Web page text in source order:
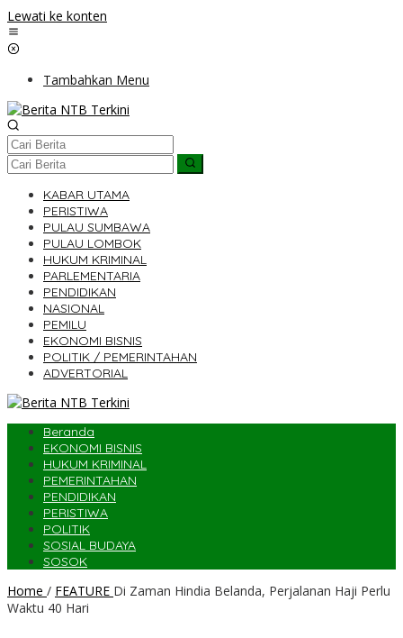
Lewati ke konten
Tambahkan Menu
KABAR UTAMA
PERISTIWA
PULAU SUMBAWA
PULAU LOMBOK
HUKUM KRIMINAL
PARLEMENTARIA
PENDIDIKAN
NASIONAL
PEMILU
EKONOMI BISNIS
POLITIK / PEMERINTAHAN
ADVERTORIAL
Beranda
EKONOMI BISNIS
HUKUM KRIMINAL
PEMERINTAHAN
PENDIDIKAN
PERISTIWA
POLITIK
SOSIAL BUDAYA
SOSOK
Home / FEATURE Di Zaman Hindia Belanda, Perjalanan Haji Perlu
Waktu 40 Hari